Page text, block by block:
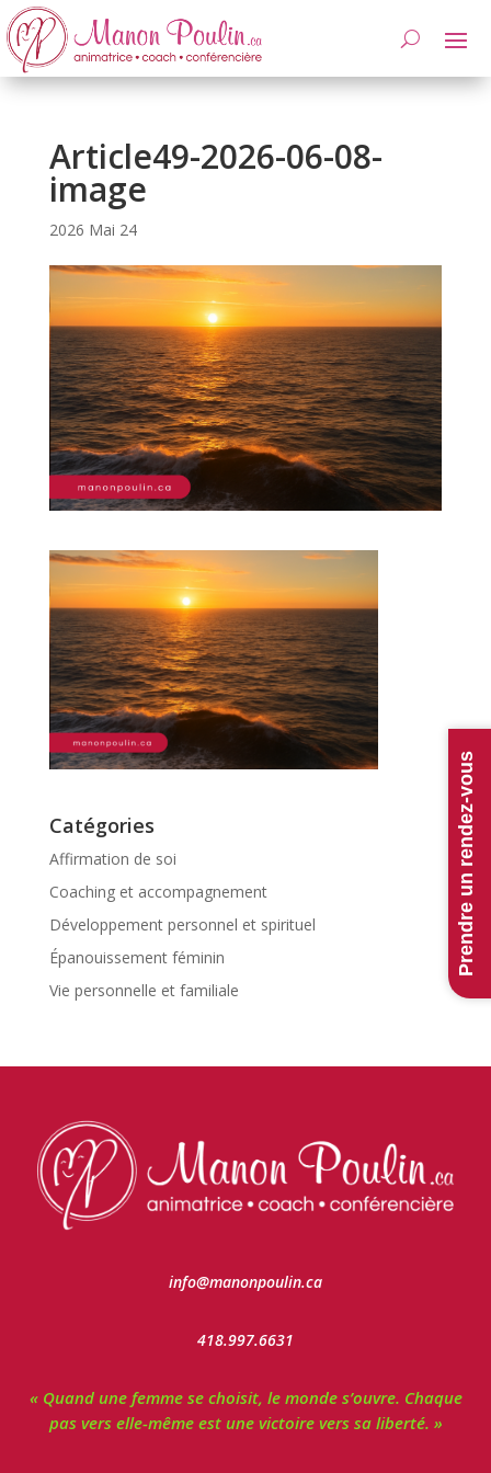
Article49-2026-06-08-
image
2026 Mai 24
Catégories
Affirmation de soi
Coaching et accompagnement
Développement personnel et spirituel
Épanouissement féminin
Vie personnelle et familiale
info@manonpoulin.ca
418.997.6631
« Quand une femme se choisit, le monde s’ouvre. Chaque
pas vers elle-même est une victoire vers sa liberté. »
Prendre un rendez-vous